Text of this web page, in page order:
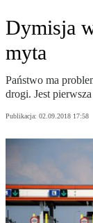
Dymisja
myta
Państwo ma
drogi. Jest
Publikacja: 02.09.2018 17:58